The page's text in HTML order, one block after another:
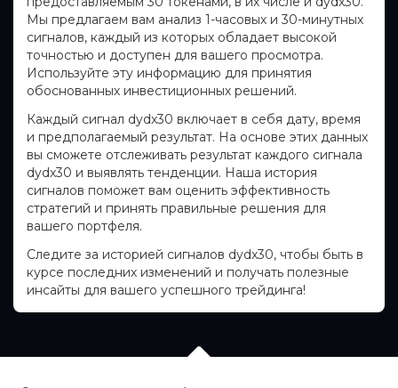
Мы предлагаем вам анализ 1-часовых и 30-минутных
сигналов, каждый из которых обладает высокой
точностью и доступен для вашего просмотра.
Используйте эту информацию для принятия
обоснованных инвестиционных решений.
Каждый сигнал dydx30 включает в себя дату, время
и предполагаемый результат. На основе этих данных
вы сможете отслеживать результат каждого сигнала
dydx30 и выявлять тенденции. Наша история
сигналов поможет вам оценить эффективность
стратегий и принять правильные решения для
вашего портфеля.
Следите за историей сигналов dydx30, чтобы быть в
курсе последних изменений и получать полезные
инсайты для вашего успешного трейдинга!